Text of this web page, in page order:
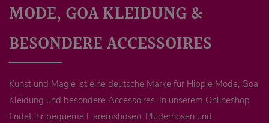
MODE, GOA KLEIDUNG &
BESONDERE ACCESSOIRES
Kunst und Magie ist eine deutsche Marke für Hippie Mode, Goa
Kleidung und besondere Accessoires. In unserem Onlineshop
findet ihr bequeme Haremshosen, Pluderhosen und